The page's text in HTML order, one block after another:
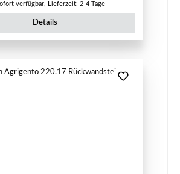
verfügbar, Lieferzeit: 2-4 Tage
Details